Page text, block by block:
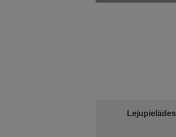
Lejupielādes